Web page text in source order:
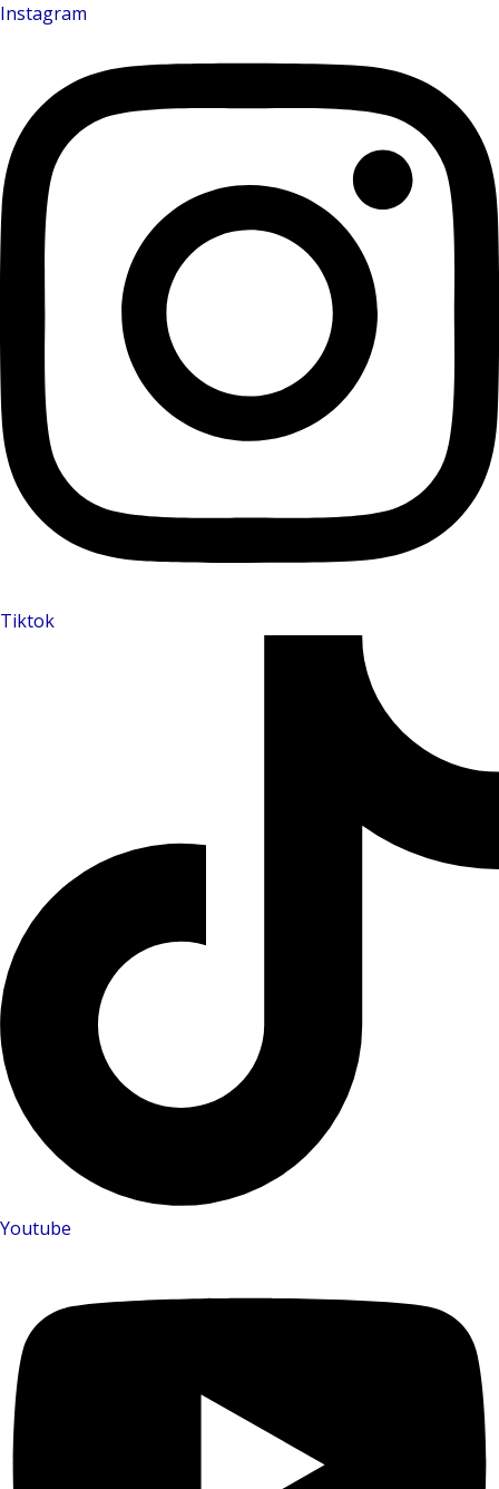
Instagram
Tiktok
Youtube